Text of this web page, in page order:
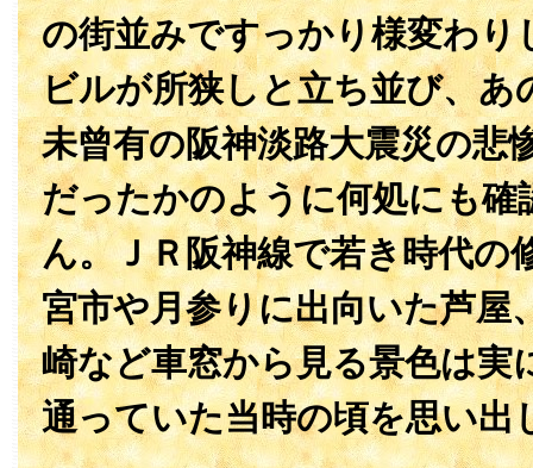
の街並みですっかり様変わり
ビルが所狭しと立ち並び、あ
未曾有の阪神淡路大震災の悲
だったかのように何処にも確
ん。ＪＲ阪神線で若き時代の
宮市や月参りに出向いた芦屋
崎など車窓から見る景色は実
通っていた当時の頃を思い出